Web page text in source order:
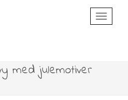
Toggle
med julemotiver